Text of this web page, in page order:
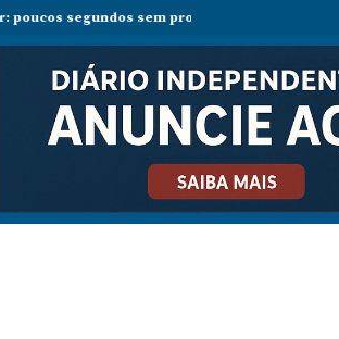
sem proteção podem causar danos